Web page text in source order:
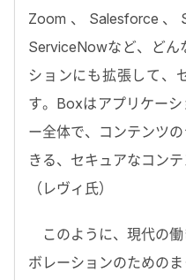
Zoom、Salesforce、
ServiceNowなど、どん
ションにも拡張して、
す。Boxはアプリケー
ー全体で、コンテンツ
きる、セキュアなコン
（レヴィ氏）
このように、現代の
ボレーションのための